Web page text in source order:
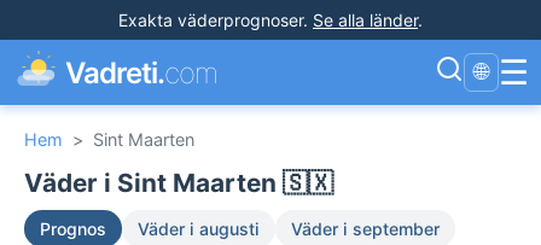
Exakta väderprognoser. Se alla länder.
Vadreti.com 🌐 ☰
Hem > Sint Maarten
Väder i Sint Maarten 🇸🇽
Prognos Väder i augusti
Väder i september